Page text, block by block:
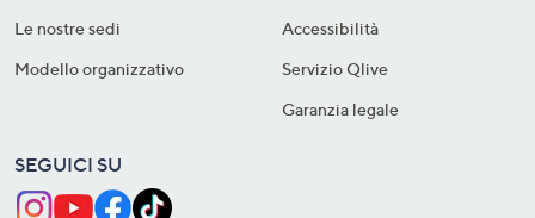
Le nostre sedi
Modello organizzativo
Accessibilità
Servizio Qlive
Garanzia legale
SEGUICI SU